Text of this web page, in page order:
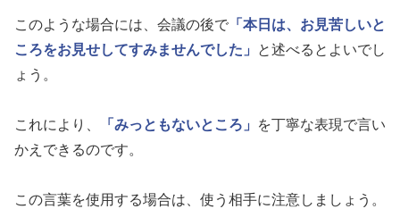
このような場合には、会議の後で 「本日は、お見苦しいと
ころをお見せしてすみませんでした」
と述べるとよいでし
ょう。
これにより、 「みっともないところ」
を丁寧な表現で言い
かえできるのです。
この言葉を使用する場合は、使う相手に注意しましょう。